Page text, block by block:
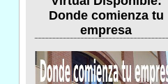
Donde comienza tu
empresa